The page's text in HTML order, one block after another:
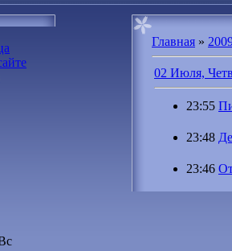
Главная »
02 Июля,
23:55
23:48
23:46